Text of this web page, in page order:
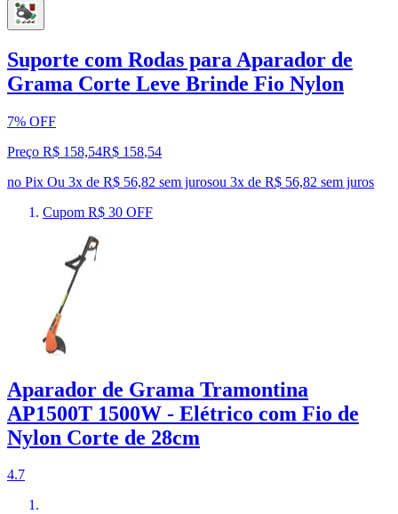
Suporte com Rodas para Aparador de
Grama Corte Leve Brinde Fio Nylon
7% OFF
Preço R$ 158,54R$ 158,54
no Pix Ou 3x de R$ 56,82 sem jurosou 3x de R$ 56,82 sem juros
Cupom R$ 30 OFF
Aparador de Grama Tramontina
AP1500T 1500W - Elétrico com Fio de
Nylon Corte de 28cm
4.7